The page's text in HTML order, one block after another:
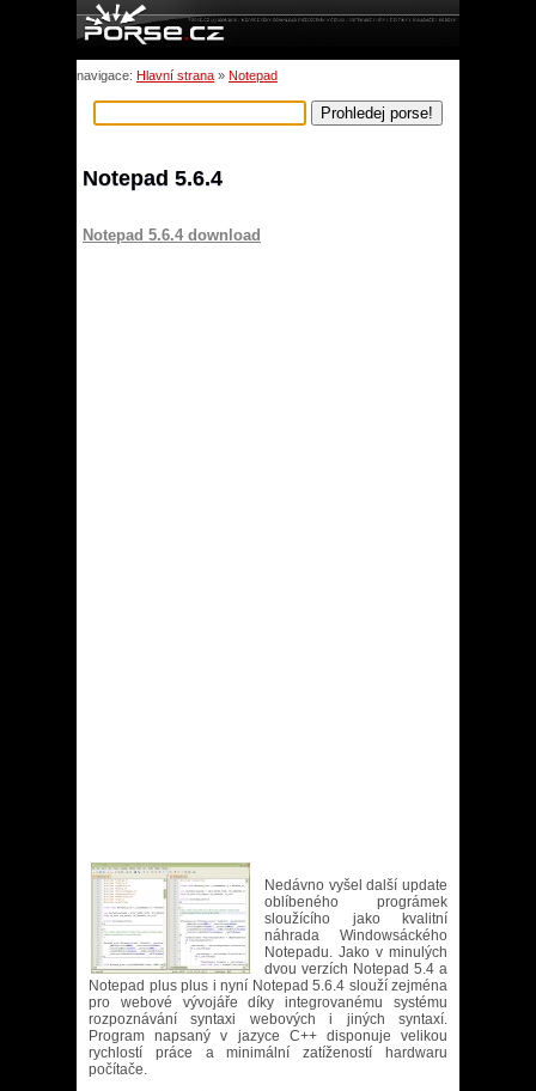
navigace: Hlavní strana » Notepad
Notepad 5.6.4
Notepad 5.6.4 download
Nedávno vyšel další update
oblíbeného prográmek
sloužícího jako kvalitní
náhrada Windowsáckého
Notepadu. Jako v minulých
dvou verzích Notepad 5.4 a
Notepad plus plus i nyní Notepad 5.6.4 slouží zejména
pro webové vývojáře díky integrovanému systému
rozpoznávání syntaxi webových i jiných syntaxí.
Program napsaný v jazyce C++ disponuje velikou
rychlostí práce a minimální zatížeností hardwaru
počítače.